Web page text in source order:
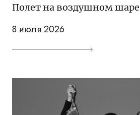
Полет на воздушном шаре
8 июля 2026